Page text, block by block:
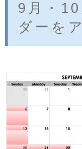
9月・
ダーを